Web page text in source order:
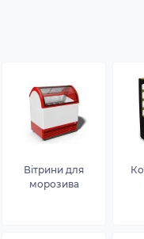
Вітрини для
морозива